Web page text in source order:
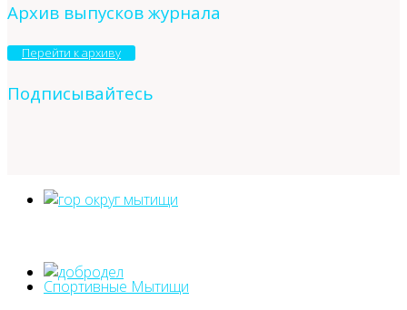
Архив выпусков журнала
Перейти к архиву
Подписывайтесь
Спортивные Мытищи